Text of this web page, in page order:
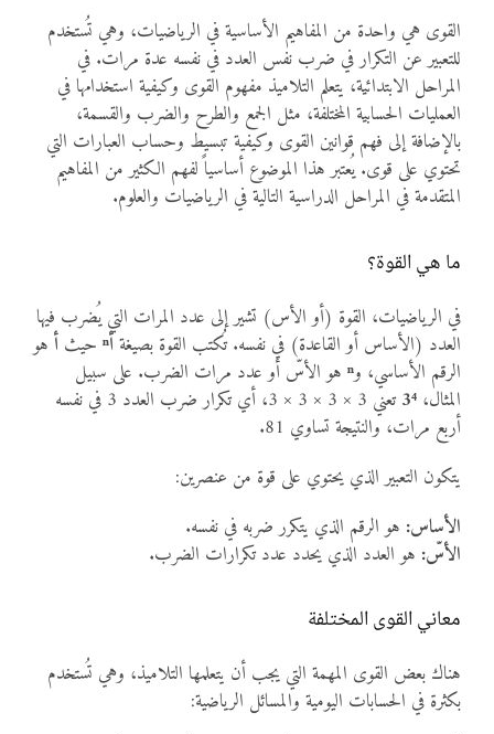
الألعاب التفاعلية
القوى هي واحدة من المفاهيم الأساسية في الرياضيات، وهي تُستخدم
للتعبير عن التكرار في ضرب نفس العدد في نفسه عدة مرات. في
المراحل الابتدائية، يتعلم التلاميذ مفهوم القوى وكيفية استخدامها في
العمليات الحسابية المختلفة، مثل الجمع والطرح والضرب والقسمة،
بالإضافة إلى فهم قوانين القوى وكيفية تبسيط وحساب العبارات التي
تحتوي على قوى. يُعتبر هذا الموضوع أساسياً لفهم الكثير من المفاهيم
المتقدمة في المراحل الدراسية التالية في الرياضيات والعلوم.
ما هي القوة؟
في الرياضيات، القوة (أو الأس) تشير إلى عدد المرات التي يُضرب فيها
العدد (الأساس أو القاعدة) في نفسه. تُكتب القوة بصيغةأⁿ حيث أهو
الرقم الأساسي، وⁿهو الأسّ أو عدد مرات الضرب. على سبيل
المثال، 3⁴
تعني 3 × 3 × 3 × 3، أي تكرار ضرب العدد 3 في نفسه
أربع مرات، والنتيجة تساوي 81.
يتكون التعبير الذي يحتوي على قوة من عنصرين:
الأساس: هو الرقم الذي يتكرر ضربه في نفسه.
الأسّ: هو العدد الذي يحدد عدد تكرارات الضرب.
معاني القوى المختلفة
هناك بعض القوى المهمة التي يجب أن يتعلمها التلاميذ، وهي تُستخدم
بكثرة في الحسابات اليومية والمسائل الرياضية: